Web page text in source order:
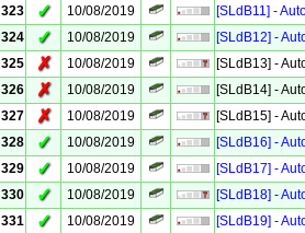
323
✓ 10/08/2019
[SLdB11] -
324
✓ 10/08/2019
[SLdB12] -
325
✗ 10/08/2019
[SLdB13] -
326
✗ 10/08/2019
[SLdB14] -
327
✗ 10/08/2019
[SLdB15] -
328
✓ 10/08/2019
[SLdB16] -
329
✓ 10/08/2019
[SLdB17] -
330
✓ 10/08/2019
[SLdB18] -
331
✓ 10/08/2019
[SLdB19] -